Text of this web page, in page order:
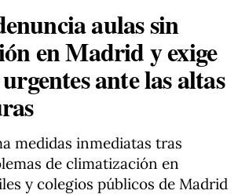
aulas sin
en Madrid y exige
ante las altas
medidas inmediatas tras
de climatización en
y colegios públicos de Madrid